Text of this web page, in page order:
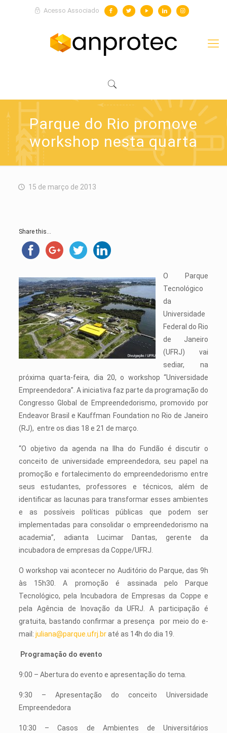
Acesso Associado
Parque do Rio promove
workshop nesta quarta
15 de março de 2013
Share this...
O Parque
Tecnológico
da
Universidade
Federal do Rio
de Janeiro
(UFRJ) vai
sediar, na
próxima quarta-feira, dia 20, o workshop “Universidade
Empreendedora”. A iniciativa faz parte da programação do
Congresso Global de Empreendedorismo, promovido por
Endeavor Brasil e Kauffman Foundation no Rio de Janeiro
(RJ), entre os dias 18 e 21 de março.
“O objetivo da agenda na Ilha do Fundão é discutir o
conceito de universidade empreendedora, seu papel na
promoção e fortalecimento do empreendedorismo entre
seus estudantes, professores e técnicos, além de
identificar as lacunas para transformar esses ambientes
e as possíveis políticas públicas que podem ser
implementadas para consolidar o empreendedorismo na
academia”, adianta Lucimar Dantas, gerente da
incubadora de empresas da Coppe/UFRJ.
O workshop vai acontecer no Auditório do Parque, das 9h
às 15h30. A promoção é assinada pelo Parque
Tecnológico, pela Incubadora de Empresas da Coppe e
pela Agência de Inovação da UFRJ. A participação é
gratuita, bastando confirmar a presença por meio do e-
mail: juliana@parque.ufrj.braté as 14h do dia 19.
Programação do evento
9:00 – Abertura do evento e apresentação do tema.
9:30 – Apresentação do conceito Universidade
Empreendedora
10:30 – Casos de Ambientes de Universitários